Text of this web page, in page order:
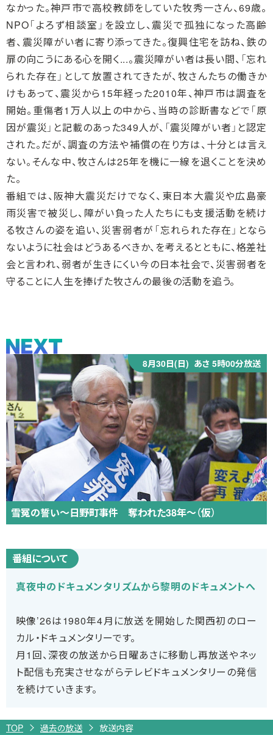
なかった。神戸市で高校教師をしていた牧秀一さん、69歳。
NPO「よろず相談室」を設立し、震災で孤独になった高齢
者、震災障がい者に寄り添ってきた。復興住宅を訪ね、鉄の
扉の向こうにある心を開く...。震災障がい者は長い間、「忘れ
られた存在」として放置されてきたが、牧さんたちの働きか
けもあって、震災から15年経った2010年、神戸市は調査を
開始。重傷者1万人以上の中から、当時の診断書などで「原
因が震災」と記載のあった349人が、「震災障がい者」と認定
された。だが、調査の方法や補償の在り方は、十分とは言え
ない。そんな中、牧さんは25年を機に一線を退くことを決め
た。
番組では、阪神大震災だけでなく、東日本大震災や広島豪
雨災害で被災し、障がい負った人たちにも支援活動を続け
る牧さんの姿を追い、災害弱者が「忘れられた存在」となら
ないように社会はどうあるべきか、を考えるとともに、格差社
会と言われ、弱者が生きにくい今の日本社会で、災害弱者を
守ることに人生を捧げた牧さんの最後の活動を追う。
8月30日(日) あさ 5時00分放送
雪冤の誓い～日野町事件 奪われた38年～（仮）
番組について
真夜中のドキュメンタリズムから黎明のドキュメントへ
映像’26は1980年4月に放送を開始した関西初のロー
カル・ドキュメンタリーです。
月1回、深夜の放送から日曜あさに移動し再放送やネッ
ト配信も充実させながらテレビドキュメンタリーの発信
を続けていきます。
TOP 過去の放送
放送内容